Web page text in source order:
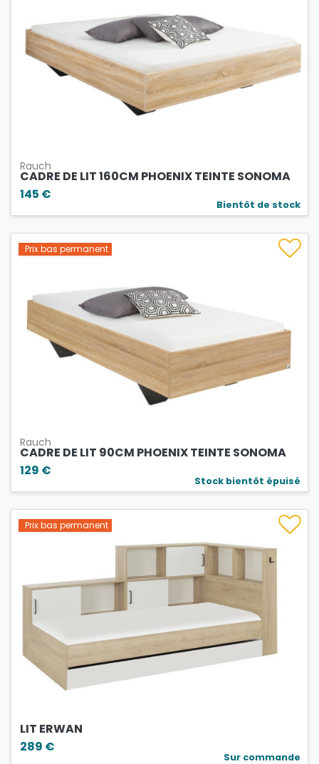
Rauch
CADRE DE LIT 160CM PHOENIX TEINTE SONOMA
145 €
Bientôt de stock
Prix bas permanent
Rauch
CADRE DE LIT 90CM PHOENIX TEINTE SONOMA
129 €
Stock bientôt épuisé
Prix bas permanent
LIT ERWAN
289 €
Sur commande